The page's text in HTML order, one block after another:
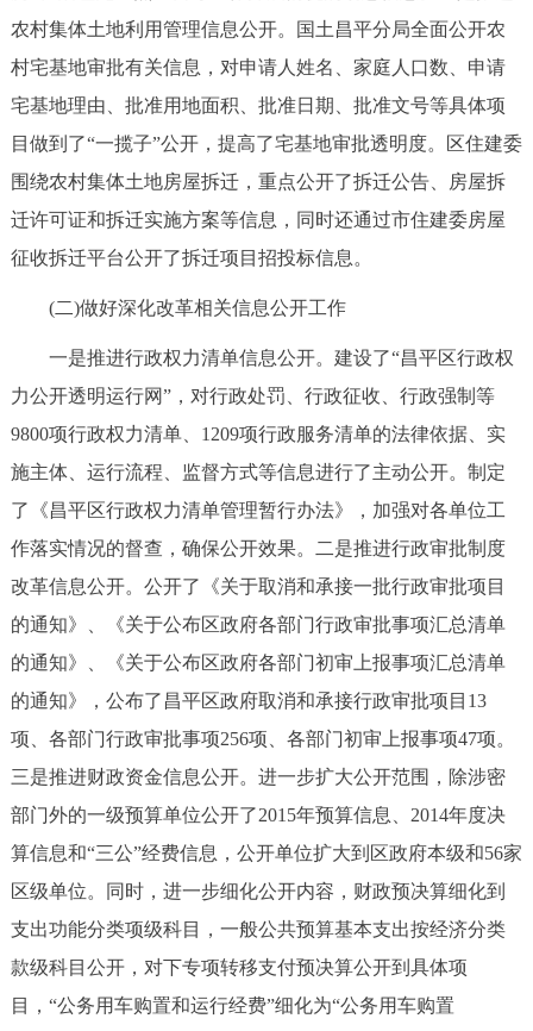
农村集体土地利用管理信息公开。国土昌平分局全面公开农
村宅基地审批有关信息，对申请人姓名、家庭人口数、申请
宅基地理由、批准用地面积、批准日期、批准文号等具体项
目做到了“一揽子”公开，提高了宅基地审批透明度。区住建委
围绕农村集体土地房屋拆迁，重点公开了拆迁公告、房屋拆
迁许可证和拆迁实施方案等信息，同时还通过市住建委房屋
征收拆迁平台公开了拆迁项目招投标信息。
(二)做好深化改革相关信息公开工作
一是推进行政权力清单信息公开。建设了“昌平区行政权
力公开透明运行网”，对行政处罚、行政征收、行政强制等
9800项行政权力清单、1209项行政服务清单的法律依据、实
施主体、运行流程、监督方式等信息进行了主动公开。制定
了《昌平区行政权力清单管理暂行办法》，加强对各单位工
作落实情况的督查，确保公开效果。二是推进行政审批制度
改革信息公开。公开了《关于取消和承接一批行政审批项目
的通知》、《关于公布区政府各部门行政审批事项汇总清单
的通知》、《关于公布区政府各部门初审上报事项汇总清单
的通知》，公布了昌平区政府取消和承接行政审批项目13
项、各部门行政审批事项256项、各部门初审上报事项47项。
三是推进财政资金信息公开。进一步扩大公开范围，除涉密
部门外的一级预算单位公开了2015年预算信息、2014年度决
算信息和“三公”经费信息，公开单位扩大到区政府本级和56家
区级单位。同时，进一步细化公开内容，财政预决算细化到
支出功能分类项级科目，一般公共预算基本支出按经济分类
款级科目公开，对下专项转移支付预决算公开到具体项
目，“公务用车购置和运行经费”细化为“公务用车购置